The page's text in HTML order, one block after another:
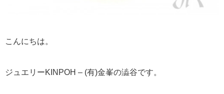
こんにちは。
ジュエリーKINPOH – (有)金峯の澁谷です。